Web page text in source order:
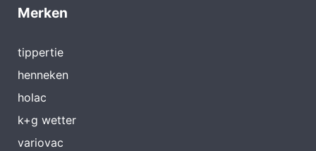
Merken
tippertie
henneken
holac
k+g wetter
variovac